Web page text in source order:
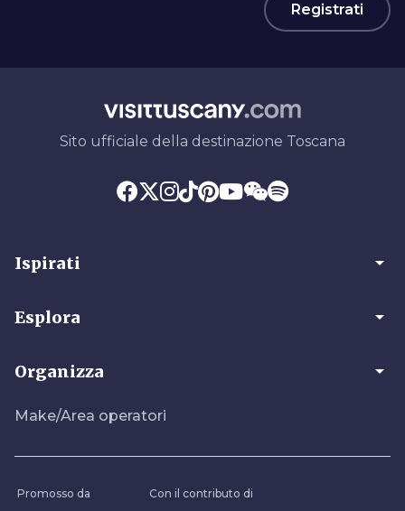
Registrati
Sito ufficiale della destinazione Toscana
Ispirati arrow_drop_down
Esplora arrow_drop_down
Organizza arrow_drop_down
Make/Area operatori
Promosso da Con il contributo di